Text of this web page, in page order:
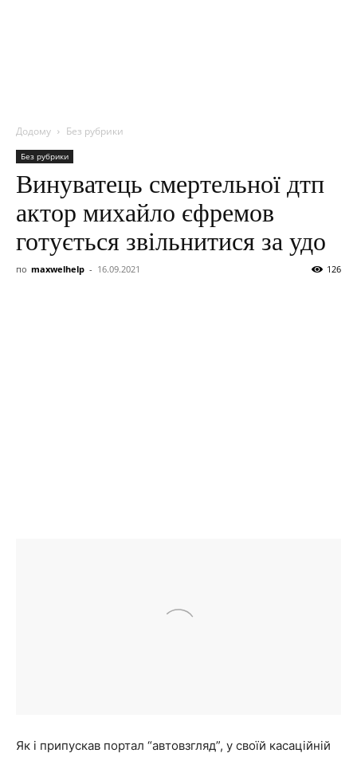
Додому Без рубрики
Без рубрики
Винуватець смертельної дтп
актор михайло єфремов
готується звільнитися за удо
по maxwelhelp - 16.09.2021 126
Як і припускав портал “автовзгляд”, у своїй касаційній